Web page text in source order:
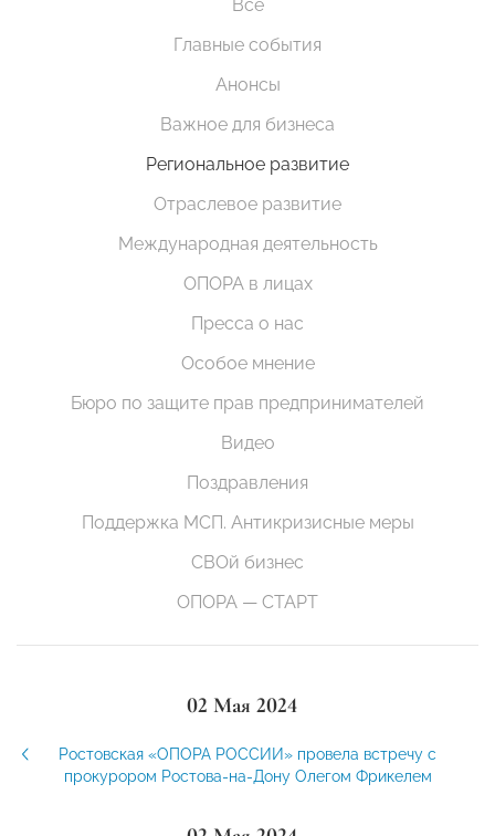
Все
Главные события
Анонсы
Важное для бизнеса
Региональное развитие
Отраслевое развитие
Международная деятельность
ОПОРА в лицах
Пресса о нас
Особое мнение
Бюро по защите прав предпринимателей
Видео
Поздравления
Поддержка МСП. Антикризисные меры
СВОй бизнес
ОПОРА — СТАРТ
02 Мая 2024
Ростовская «ОПОРА РОССИИ» провела встречу с
прокурором Ростова-на-Дону Олегом Фрикелем